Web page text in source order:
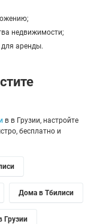
недвижимости;
для аренды.
в в Грузии, настройте
бесплатно и
Дома в Тбилиси
Грузии